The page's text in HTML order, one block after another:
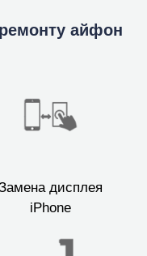
айфон
дисплея
iPhone